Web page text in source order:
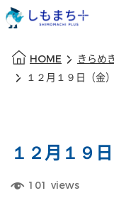
HOME きらめ
１２月１９日（金
１２月１９
101 views